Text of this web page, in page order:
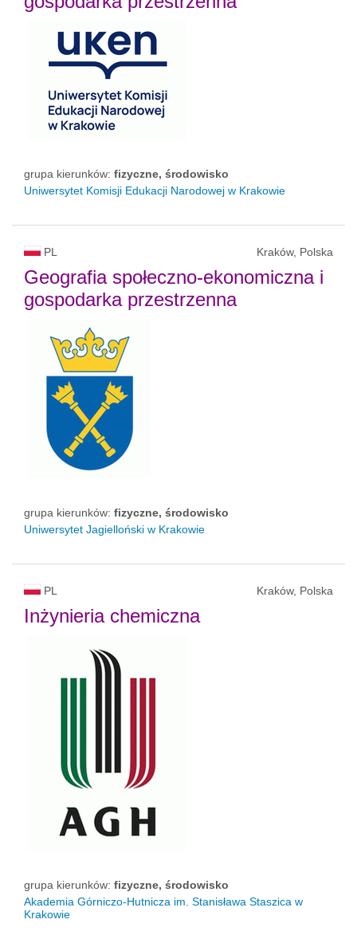
grupa kierunków: fizyczne, środowisko
Uniwersytet Komisji Edukacji Narodowej w Krakowie
PL Kraków, Polska
Geografia społeczno-ekonomiczna i
gospodarka przestrzenna
grupa kierunków: fizyczne, środowisko
Uniwersytet Jagielloński w Krakowie
PL Kraków, Polska
Inżynieria chemiczna
grupa kierunków: fizyczne, środowisko
Akademia Górniczo-Hutnicza im. Stanisława Staszica w
Krakowie